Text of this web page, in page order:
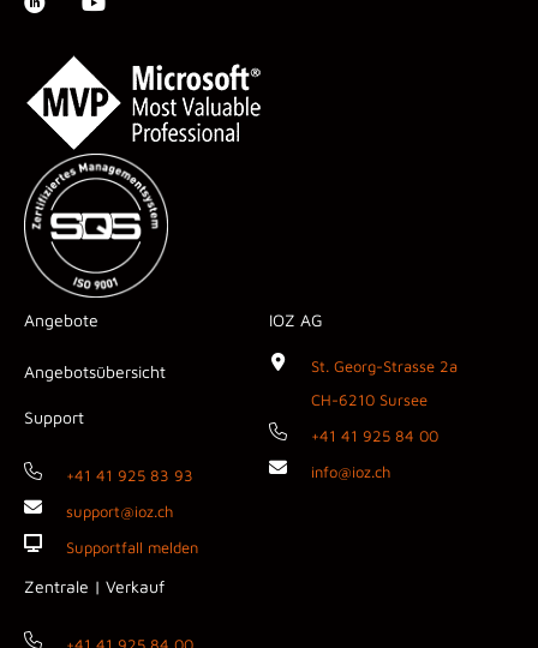
Angebote
Angebotsübersicht
Support
+41 41 925 83 93
support@ioz.ch
Supportfall melden
Zentrale | Verkauf
+41 41 925 84 00
IOZ AG
St. Georg-Strasse 2a
CH-6210 Sursee
+41 41 925 84 00
info@ioz.ch